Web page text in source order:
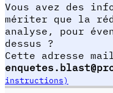
Vous avez des
mériter que la
analyse, pour
dessus ?
Cette adresse
instructions)